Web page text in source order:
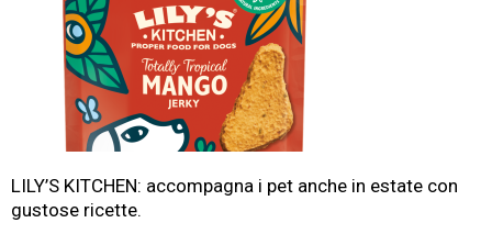
LILY’S KITCHEN: accompagna i pet anche in estate con
gustose ricette.